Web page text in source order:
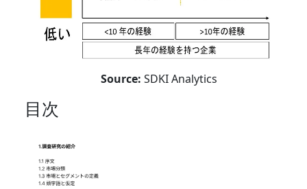
Source: SDKI Analytics
目次